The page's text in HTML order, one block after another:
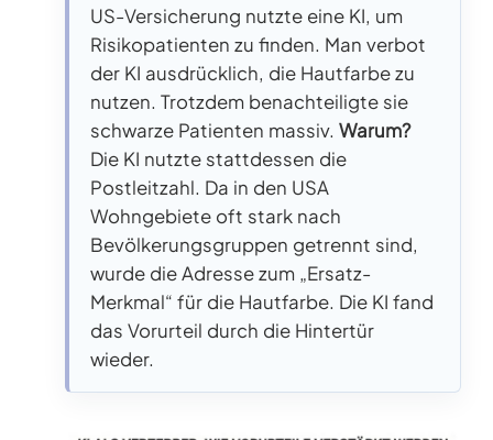
US-Versicherung nutzte eine KI, um
Risikopatienten zu finden. Man verbot
der KI ausdrücklich, die Hautfarbe zu
nutzen. Trotzdem benachteiligte sie
schwarze Patienten massiv.Warum?
Die KI nutzte stattdessen die
Postleitzahl. Da in den USA
Wohngebiete oft stark nach
Bevölkerungsgruppen getrennt sind,
wurde die Adresse zum „Ersatz-
Merkmal“ für die Hautfarbe. Die KI fand
das Vorurteil durch die Hintertür
wieder.